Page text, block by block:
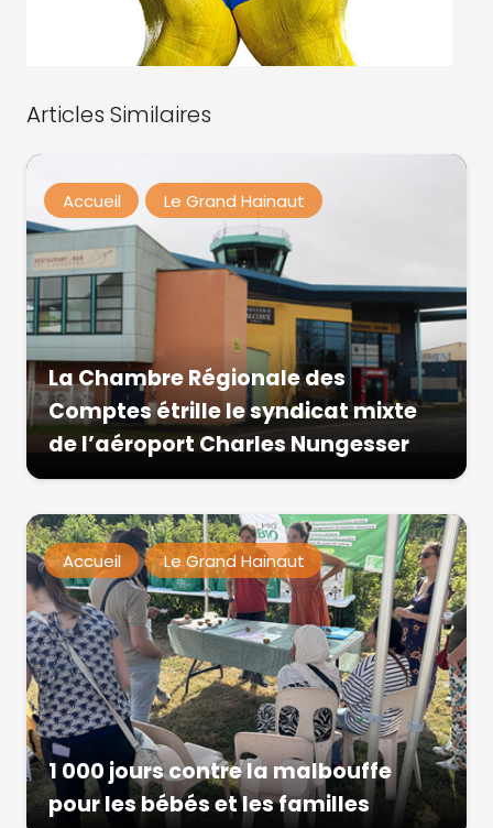
Articles Similaires
Accueil Le Grand Hainaut
La Chambre Régionale des
Comptes étrille le syndicat mixte
de l’aéroport Charles Nungesser
Accueil Le Grand Hainaut
1 000 jours contre la malbouffe
pour les bébés et les familles